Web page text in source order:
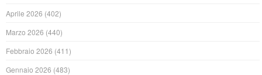
Aprile 2026 (402)
Marzo 2026 (440)
Febbraio 2026 (411)
Gennaio 2026 (483)